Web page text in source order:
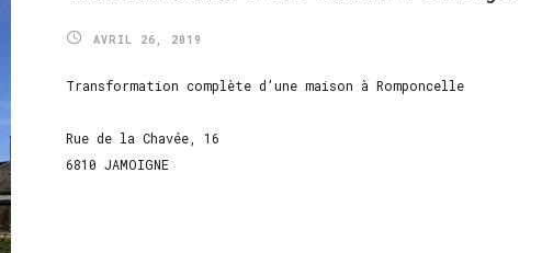
AVRIL 26, 2019
Transformation complète d’une maison à Romponcelle
Rue de la Chavée, 16
6810 JAMOIGNE